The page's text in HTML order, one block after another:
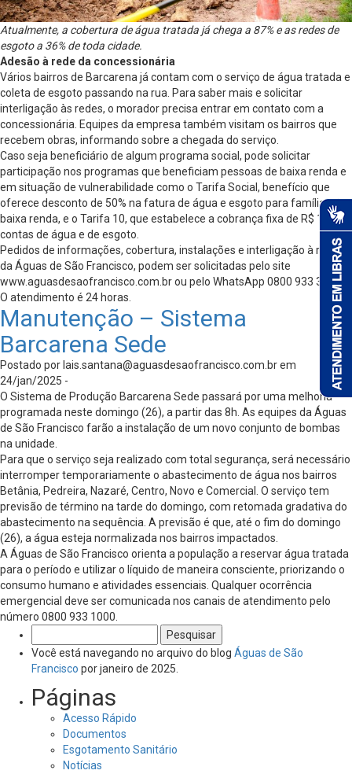
Atualmente, a cobertura de água tratada já chega a 87% e as redes de
esgoto a 36% de toda cidade.
Adesão à rede da concessionária
Vários bairros de Barcarena já contam com o serviço de água tratada e
coleta de esgoto passando na rua. Para saber mais e solicitar
interligação às redes, o morador precisa entrar em contato com a
concessionária. Equipes da empresa também visitam os bairros que
recebem obras, informando sobre a chegada do serviço.
Caso seja beneficiário de algum programa social, pode solicitar
participação nos programas que beneficiam pessoas de baixa renda e
em situação de vulnerabilidade como o Tarifa Social, benefício que
oferece desconto de 50% na fatura de água e esgoto para famílias de
baixa renda, e o Tarifa 10, que estabelece a cobrança fixa de R$ 10 nas
contas de água e de esgoto.
Pedidos de informações, cobertura, instalações e interligação à rede
da Águas de São Francisco, podem ser solicitadas pelo site
www.aguasdesaofrancisco.com.br ou pelo WhatsApp 0800 933 3000.
O atendimento é 24 horas.
Manutenção – Sistema
Barcarena Sede
Postado por lais.santana@aguasdesaofrancisco.com.brem
24/jan/2025 -
O Sistema de Produção Barcarena Sede passará por uma melhoria
programada neste domingo (26), a partir das 8h. As equipes da Águas
de São Francisco farão a instalação de um novo conjunto de bombas
na unidade.
Para que o serviço seja realizado com total segurança, será necessário
interromper temporariamente o abastecimento de água nos bairros
Betânia, Pedreira, Nazaré, Centro, Novo e Comercial. O serviço tem
previsão de término na tarde do domingo, com retomada gradativa do
abastecimento na sequência. A previsão é que, até o fim do domingo
(26), a água esteja normalizada nos bairros impactados.
A Águas de São Francisco orienta a população a reservar água tratada
para o período e utilizar o líquido de maneira consciente, priorizando o
consumo humano e atividades essenciais. Qualquer ocorrência
emergencial deve ser comunicada nos canais de atendimento pelo
número 0800 933 1000.
por:
Você está navegando no arquivo do blog Águas de São
Francisco por janeiro de 2025.
Páginas
Acesso Rápido
Documentos
Esgotamento Sanitário
Notícias